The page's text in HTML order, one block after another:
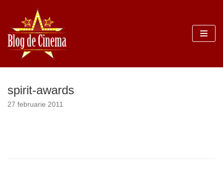
Sari
la
conținut
spirit-awards
27 februarie 2011